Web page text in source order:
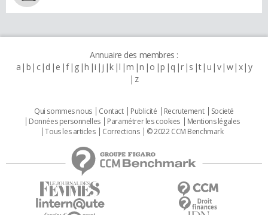
Annuaire des membres :
a b c d e f g h i j k l m n o p q r s t u v w x y
z
Qui sommes nous Contact Publicité Recrutement
Societé
Données personnelles
Paramétrer les cookies
Mentions légales
Tous les articles
Corrections © 2022 CCM Benchmark